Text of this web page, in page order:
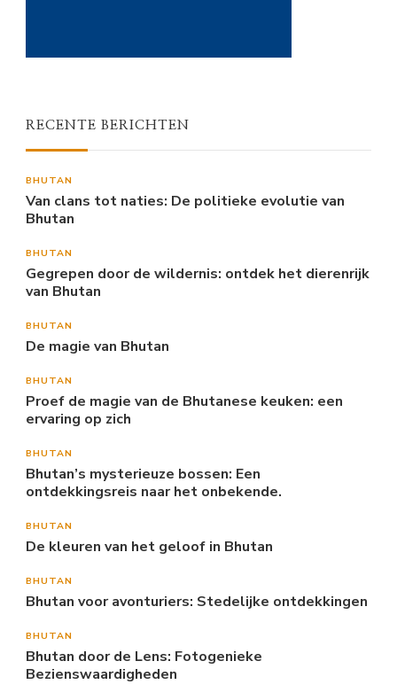
RECENTE BERICHTEN
BHUTAN
Van clans tot naties: De politieke evolutie van
Bhutan
BHUTAN
Gegrepen door de wildernis: ontdek het dierenrijk
van Bhutan
BHUTAN
De magie van Bhutan
BHUTAN
Proef de magie van de Bhutanese keuken: een
ervaring op zich
BHUTAN
Bhutan’s mysterieuze bossen: Een
ontdekkingsreis naar het onbekende.
BHUTAN
De kleuren van het geloof in Bhutan
BHUTAN
Bhutan voor avonturiers: Stedelijke ontdekkingen
BHUTAN
Bhutan door de Lens: Fotogenieke
Bezienswaardigheden